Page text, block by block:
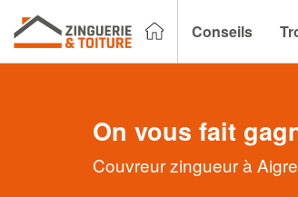
Conseils
On vous fait
Couvreur zingueur à